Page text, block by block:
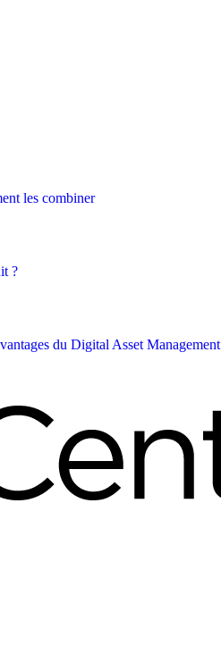
les combiner
?
du Digital Asset Management